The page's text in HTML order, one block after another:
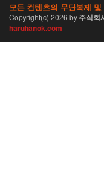
모든 컨텐츠의 무단복제
Copyright(c) 2026 by 주식회
haruhanok.com